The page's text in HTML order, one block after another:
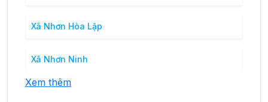
Xã Nhơn Hòa Lập
Xã Nhơn Ninh
Xem thêm